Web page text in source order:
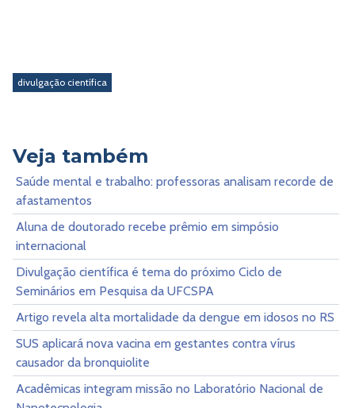
divulgação científica
Veja também
Saúde mental e trabalho: professoras analisam recorde de
afastamentos
Aluna de doutorado recebe prêmio em simpósio
internacional
Divulgação científica é tema do próximo Ciclo de
Seminários em Pesquisa da UFCSPA
Artigo revela alta mortalidade da dengue em idosos no RS
SUS aplicará nova vacina em gestantes contra vírus
causador da bronquiolite
Acadêmicas integram missão no Laboratório Nacional de